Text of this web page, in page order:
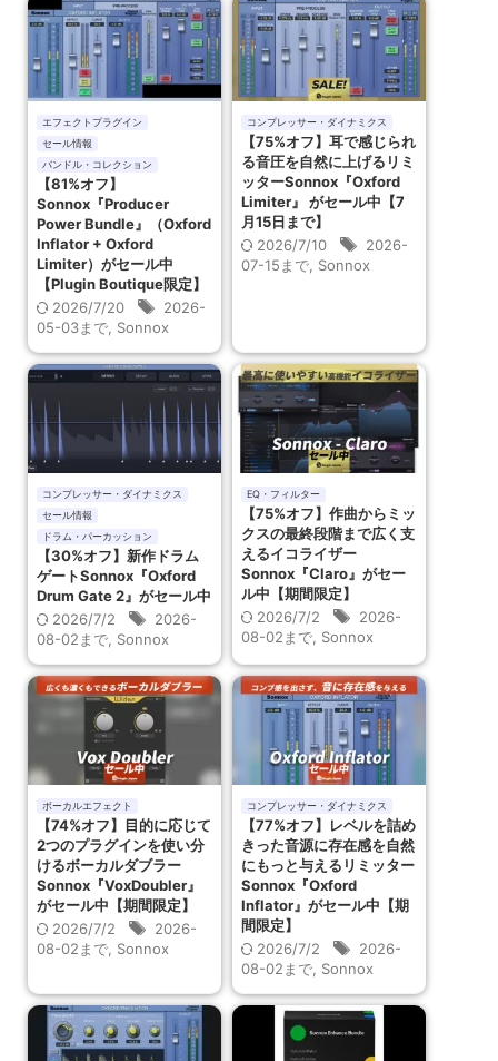
エフェクトプラグイン
セール情報
バンドル・コレクション
【81%オフ】
Sonnox『Producer
Power Bundle』（Oxford
Inflator + Oxford
Limiter）がセール中
【Plugin Boutique限定】
2026/7/20
2026-
05-03まで Sonnox
コンプレッサー・ダイナミクス
【75%オフ】耳で感じられ
る音圧を自然に上げるリミ
ッターSonnox『Oxford
Limiter』 がセール中【7
月15日まで】
2026/7/10
2026-
07-15まで Sonnox
コンプレッサー・ダイナミクス
セール情報
ドラム・パーカッション
【30%オフ】新作ドラム
ゲートSonnox『Oxford
Drum Gate 2』がセール中
2026/7/2
2026-
08-02まで Sonnox
EQ・フィルター
【75%オフ】作曲からミッ
クスの最終段階まで広く支
えるイコライザー
Sonnox『Claro』がセー
ル中【期間限定】
2026/7/2
2026-
08-02まで Sonnox
ボーカルエフェクト
【74%オフ】目的に応じて
2つのプラグインを使い分
けるボーカルダブラー
Sonnox『VoxDoubler』
がセール中【期間限定】
2026/7/2
2026-
08-02まで Sonnox
コンプレッサー・ダイナミクス
【77%オフ】レベルを詰め
きった音源に存在感を自然
にもっと与えるリミッター
Sonnox『Oxford
Inflator』がセール中【期
間限定】
2026/7/2
2026-
08-02まで Sonnox